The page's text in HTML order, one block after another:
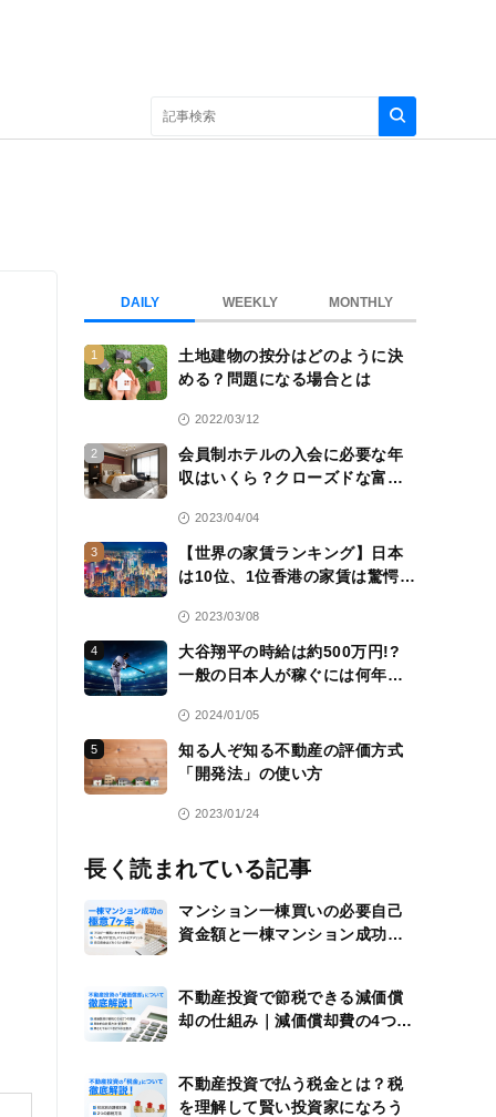
DAILY WEEKLY MONTHLY
1
土地建物の按分はどのように決
める？問題になる場合とは
2022/03/12
2
会員制ホテルの入会に必要な年
収はいくら？クローズドな富裕
2023/04/04
3
【世界の家賃ランキング】日本
は10位、1位香港の家賃は驚愕
2023/03/08
4
大谷翔平の時給は約500万円!?
一般の日本人が稼ぐには何年か
2024/01/05
5
知る人ぞ知る不動産の評価方式
「開発法」の使い方
2023/01/24
長く読まれている記事
マンション一棟買いの必要自己
資金額と一棟マンション成功の
不動産投資で節税できる減価償
却の仕組み｜減価償却費の4つの
不動産投資で払う税金とは？税
を理解して賢い投資家になろう